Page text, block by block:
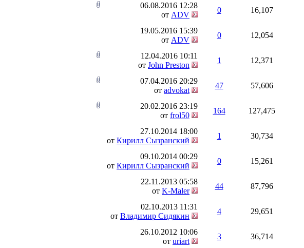
06.08.2016 12:28
от ADV
0 16,107
19.05.2016 15:39
от ADV
0 12,054
12.04.2016 10:11
от John Preston
1 12,371
07.04.2016 20:29
от advokat
47 57,606
20.02.2016 23:19
от frol50
164 127,475
27.10.2014 18:00
от Кирилл Сызранский
1 30,734
09.10.2014 00:29
от Кирилл Сызранский
0 15,261
22.11.2013 05:58
от K-Maler
44 87,796
02.10.2013 11:31
от Владимир Сидякин
4 29,651
26.10.2012 10:06
от uriart
3 36,714